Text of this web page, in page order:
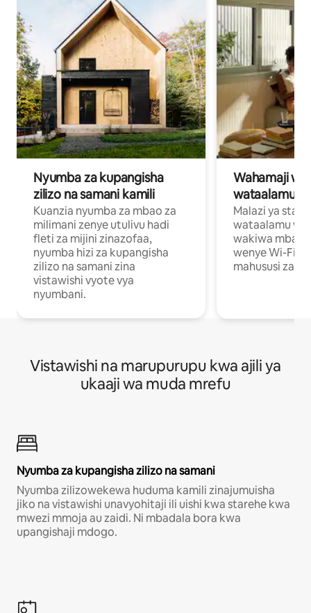
Nyumba za kupangisha
zilizo na samani kamili
Kuanzia nyumba za mbao za
milimani zenye utulivu hadi
fleti za mijini zinazofaa,
nyumba hizi za kupangisha
zilizo na samani zina
vistawishi vyote vya
nyumbani.
Wahamaji
wataalamu
Malazi ya
wataalamu
wakiwa mbali
wenye Wi-Fi
mahususi za
Vistawishi na marupurupu kwa ajili ya
ukaaji wa muda mrefu
Nyumba za kupangisha zilizo na samani
Nyumba zilizowekewa huduma kamili zinajumuisha
jiko na vistawishi unavyohitaji ili uishi kwa starehe kwa
mwezi mmoja au zaidi. Ni mbadala bora kwa
upangishaji mdogo.